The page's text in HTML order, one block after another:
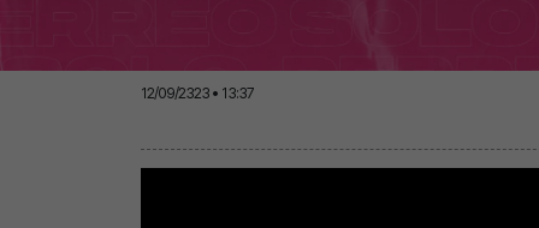
12/09/2323 • 13:37